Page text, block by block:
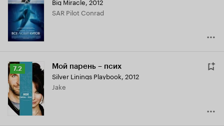
Кинопоиска
7.2
SAR Pilot Conrad
Рейтинг
Кинопоиска
7.2
7.2 Мой парень – псих
Silver Linings Playbook, 2012
Jake